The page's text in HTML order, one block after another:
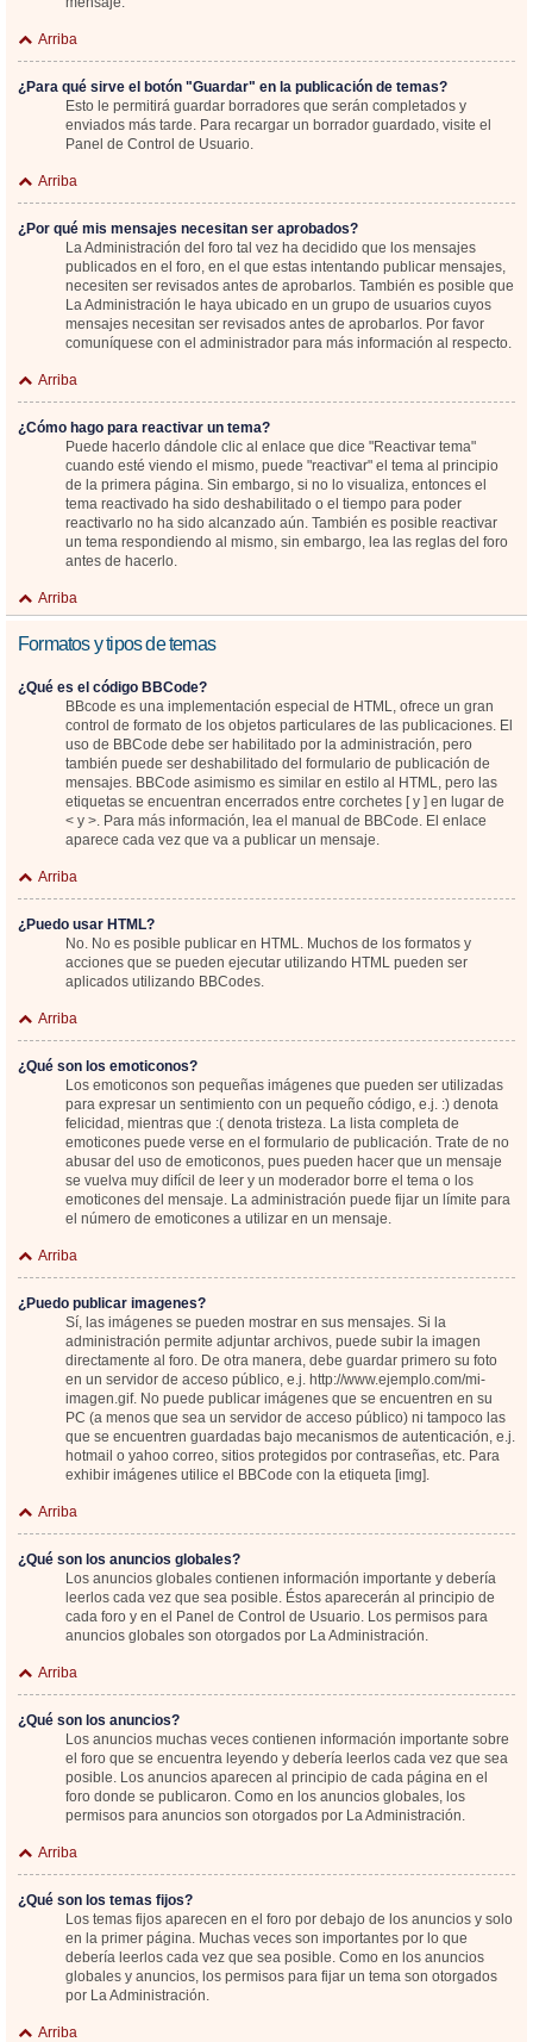
Arriba
¿Para qué sirve el botón "Guardar" en la publicación de temas?
Esto le permitirá guardar borradores que serán completados y
enviados más tarde. Para recargar un borrador guardado, visite el
Panel de Control de Usuario.
Arriba
¿Por qué mis mensajes necesitan ser aprobados?
La Administración del foro tal vez ha decidido que los mensajes
publicados en el foro, en el que estas intentando publicar mensajes,
necesiten ser revisados antes de aprobarlos. También es posible que
La Administración le haya ubicado en un grupo de usuarios cuyos
mensajes necesitan ser revisados antes de aprobarlos. Por favor
comuníquese con el administrador para más información al respecto.
Arriba
¿Cómo hago para reactivar un tema?
Puede hacerlo dándole clic al enlace que dice "Reactivar tema"
cuando esté viendo el mismo, puede "reactivar" el tema al principio
de la primera página. Sin embargo, si no lo visualiza, entonces el
tema reactivado ha sido deshabilitado o el tiempo para poder
reactivarlo no ha sido alcanzado aún. También es posible reactivar
un tema respondiendo al mismo, sin embargo, lea las reglas del foro
antes de hacerlo.
Arriba
Formatos y tipos de temas
¿Qué es el código BBCode?
BBcode es una implementación especial de HTML, ofrece un gran
control de formato de los objetos particulares de las publicaciones. El
uso de BBCode debe ser habilitado por la administración, pero
también puede ser deshabilitado del formulario de publicación de
mensajes. BBCode asimismo es similar en estilo al HTML, pero las
etiquetas se encuentran encerrados entre corchetes [ y ] en lugar de
< y >. Para más información, lea el manual de BBCode. El enlace
aparece cada vez que va a publicar un mensaje.
Arriba
¿Puedo usar HTML?
No. No es posible publicar en HTML. Muchos de los formatos y
acciones que se pueden ejecutar utilizando HTML pueden ser
aplicados utilizando BBCodes.
Arriba
¿Qué son los emoticonos?
Los emoticonos son pequeñas imágenes que pueden ser utilizadas
para expresar un sentimiento con un pequeño código, e.j. :) denota
felicidad, mientras que :( denota tristeza. La lista completa de
emoticones puede verse en el formulario de publicación. Trate de no
abusar del uso de emoticonos, pues pueden hacer que un mensaje
se vuelva muy difícil de leer y un moderador borre el tema o los
emoticones del mensaje. La administración puede fijar un límite para
el número de emoticones a utilizar en un mensaje.
Arriba
¿Puedo publicar imagenes?
Sí, las imágenes se pueden mostrar en sus mensajes. Si la
administración permite adjuntar archivos, puede subir la imagen
directamente al foro. De otra manera, debe guardar primero su foto
en un servidor de acceso público, e.j. http://www.ejemplo.com/mi-
imagen.gif. No puede publicar imágenes que se encuentren en su
PC (a menos que sea un servidor de acceso público) ni tampoco las
que se encuentren guardadas bajo mecanismos de autenticación, e.j.
hotmail o yahoo correo, sitios protegidos por contraseñas, etc. Para
exhibir imágenes utilice el BBCode con la etiqueta [img].
Arriba
¿Qué son los anuncios globales?
Los anuncios globales contienen información importante y debería
leerlos cada vez que sea posible. Éstos aparecerán al principio de
cada foro y en el Panel de Control de Usuario. Los permisos para
anuncios globales son otorgados por La Administración.
Arriba
¿Qué son los anuncios?
Los anuncios muchas veces contienen información importante sobre
el foro que se encuentra leyendo y debería leerlos cada vez que sea
posible. Los anuncios aparecen al principio de cada página en el
foro donde se publicaron. Como en los anuncios globales, los
permisos para anuncios son otorgados por La Administración.
Arriba
¿Qué son los temas fijos?
Los temas fijos aparecen en el foro por debajo de los anuncios y solo
en la primer página. Muchas veces son importantes por lo que
debería leerlos cada vez que sea posible. Como en los anuncios
globales y anuncios, los permisos para fijar un tema son otorgados
por La Administración.
Arriba